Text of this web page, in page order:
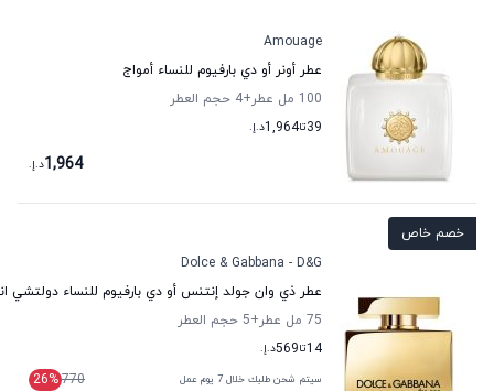
Amouage
عطر أونر أو دي بارفيوم للنساء أمواج
100 مل عطر
+4
حجم العطر
39تا1,964د.إ.
1,964د.إ.
خصم خاص
Dolce & Gabbana - D&G
عطر ذي وان جولد إنتنس أو دي بارفيوم للنساء دولتشي اند
75 مل عطر
+5
حجم العطر
14تا569د.إ.
سيتم شحن طلبك خلال 7 يوم عمل 770
26%